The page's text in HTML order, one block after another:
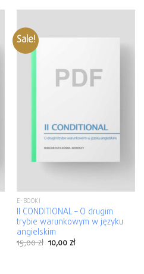
Sale!
E-BOOKI
II CONDITIONAL – O drugim
trybie warunkowym w języku
angielskim
15,00zł 10,00zł